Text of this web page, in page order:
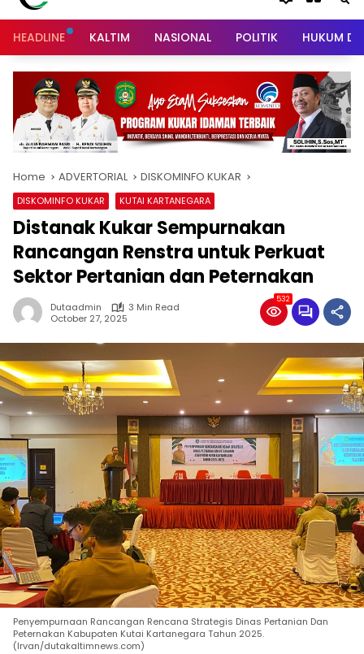
HEADLINE KALTIM NASIONAL POLITIK HUKUM
Home ADVERTORIAL DISKOMINFO KUKAR
DISKOMINFO KUKAR KUTAI KARTANEGARA
Distanak Kukar Sempurnakan
Rancangan Renstra untuk Perkuat
Sektor Pertanian dan Peternakan
Dutaadmin
3 Min Read
October 27, 2025
532
Penyempurnaan Rancangan Rencana Strategis Dinas Pertanian Dan
Peternakan Kabupaten Kutai Kartanegara Tahun 2025.
(Irvan/dutakaltimnews.com)